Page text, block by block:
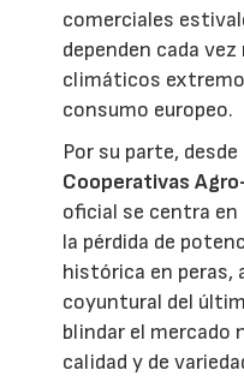
comerciales
dependen cada
climáticos
consumo europeo.
Por su parte, desde
Cooperativas
oficial se centra en
la pérdida de
histórica en peras,
coyuntural del
blindar el mercado
calidad y de